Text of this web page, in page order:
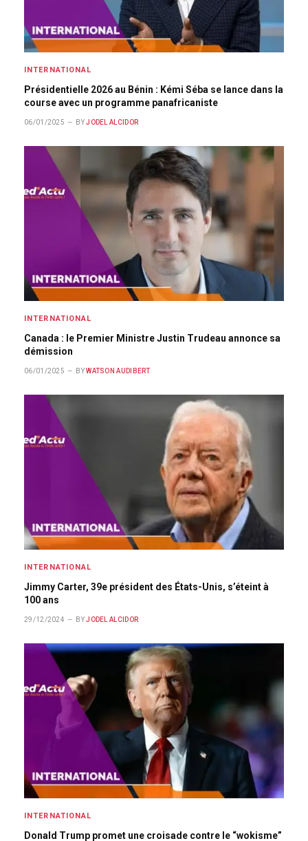
INTERNATIONAL
Présidentielle 2026 au Bénin : Kémi Séba se lance dans la
course avec un programme panafricaniste
06/01/2025 BY JODEL ALCIDOR
INTERNATIONAL
Canada : le Premier Ministre Justin Trudeau annonce sa
démission
06/01/2025 BY WATSON AUDIBERT
INTERNATIONAL
Jimmy Carter, 39e président des États-Unis, s’éteint à
100 ans
29/12/2024 BY JODEL ALCIDOR
INTERNATIONAL
Donald Trump promet une croisade contre le “wokisme”